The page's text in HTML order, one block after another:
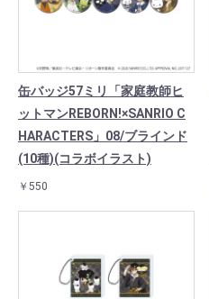
缶バッジ57ミリ「家庭教師ヒ
ットマンREBORN!×SANRIO C
HARACTERS」08/ブラインド
(10種)(コラボイラスト)
￥550